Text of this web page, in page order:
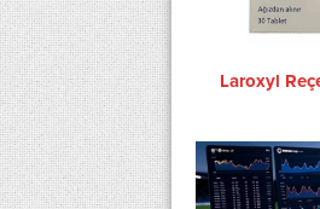
Laroxyl